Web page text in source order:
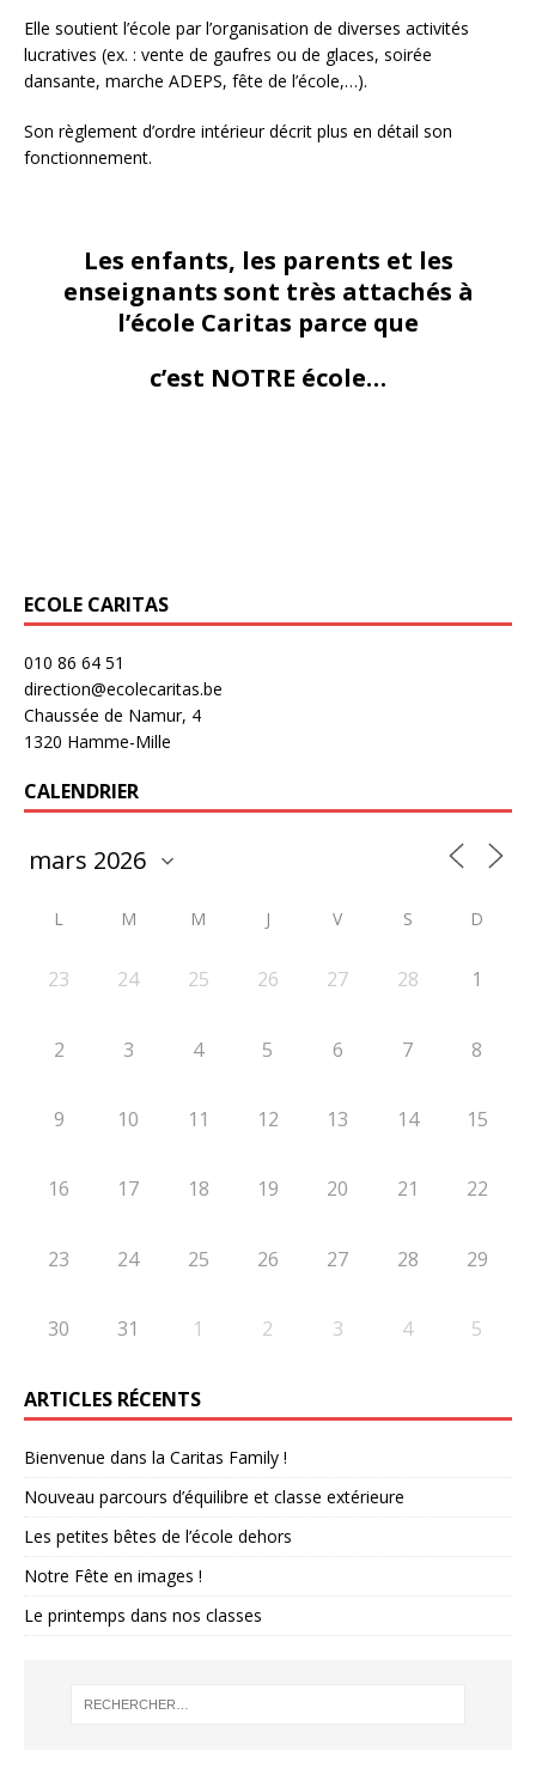
Elle soutient l’école par l’organisation de diverses activités
lucratives (ex. : vente de gaufres ou de glaces, soirée
dansante, marche ADEPS, fête de l’école,…).
Son règlement d’ordre intérieur décrit plus en détail son
fonctionnement.
Les enfants, les parents et les
enseignants sont très attachés à
l’école Caritas parce que
c’est NOTRE école…
ECOLE CARITAS
010 86 64 51
direction@ecolecaritas.be
Chaussée de Namur, 4
1320 Hamme-Mille
CALENDRIER
L M M J V S D
23 24 25 26 27 28 1
2 3 4 5 6 7 8
9 10 11 12 13 14 15
16 17 18 19 20 21 22
23 24 25 26 27 28 29
30 31 1 2 3 4 5
ARTICLES RÉCENTS
Bienvenue dans la Caritas Family !
Nouveau parcours d’équilibre et classe extérieure
Les petites bêtes de l’école dehors
Notre Fête en images !
Le printemps dans nos classes